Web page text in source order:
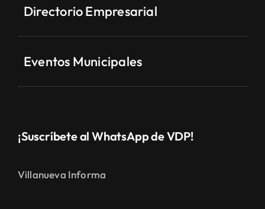
Directorio Empresarial
Eventos Municipales
¡Suscríbete al WhatsApp de VDP!
Villanueva Informa